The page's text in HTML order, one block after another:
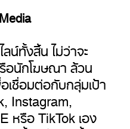
น์ทั้งสิ้น ไม่ว่าจะ
อนักโฆษณา ล้วน
เชื่อมต่อกับกลุ่มเป้า
Instagram,
หรือ TikTok เอง